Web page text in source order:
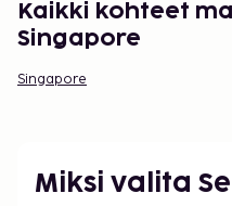
Kaikki kohteet
Singapore
Singapore
Miksi valita